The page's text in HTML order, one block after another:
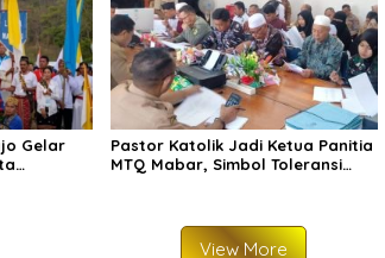
Gelar
Pastor Katolik Jadi Ketua Panitia
MTQ Mabar, Simbol Toleransi
View More